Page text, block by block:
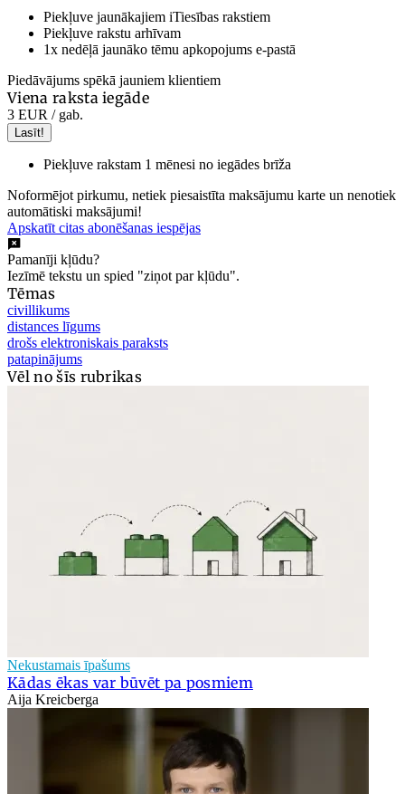
Piekļuve jaunākajiem iTiesības rakstiem
Piekļuve rakstu arhīvam
1x nedēļā jaunāko tēmu apkopojums e-pastā
Piedāvājums spēkā jauniem klientiem
Viena raksta iegāde
3 EUR / gab.
Lasīt!
Piekļuve rakstam 1 mēnesi no iegādes brīža
Noformējot pirkumu, netiek piesaistīta maksājumu karte un nenotiek
automātiski maksājumi!
Apskatīt citas abonēšanas iespējas
Pamanīji kļūdu?
Iezīmē tekstu un spied "ziņot par kļūdu".
Tēmas
civillikums
distances līgums
drošs elektroniskais paraksts
patapinājums
Vēl no šīs rubrikas
Nekustamais īpašums
Kādas ēkas var būvēt pa posmiem
Aija Kreicberga